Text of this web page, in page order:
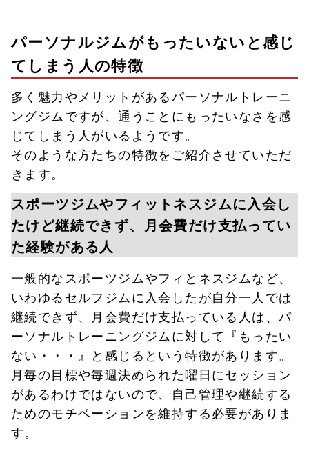
パーソナルジムがもったいないと感じ
てしまう人の特徴
多く魅力やメリットがあるパーソナルトレーニ
ングジムですが、通うことにもったいなさを感
じてしまう人がいるようです。
そのような方たちの特徴をご紹介させていただ
きます。
スポーツジムやフィットネスジムに入会し
たけど継続できず、月会費だけ支払ってい
た経験がある人
一般的なスポーツジムやフィとネスジムなど、
いわゆるセルフジムに入会したが自分一人では
継続できず、月会費だけ支払っている人は、パ
ーソナルトレーニングジムに対して『もったい
ない・・・』と感じるという特徴があります。
月毎の目標や毎週決められた曜日にセッション
があるわけではないので、自己管理や継続する
ためのモチベーションを維持する必要がありま
す。